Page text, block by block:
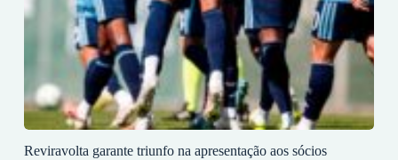
Reviravolta garante triunfo na apresentação aos sócios